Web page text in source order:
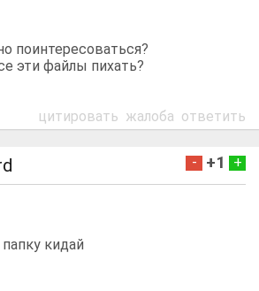
поинтересоваться?
эти файлы пихать?
цитировать жалоба ответить
- +1 +
кидай